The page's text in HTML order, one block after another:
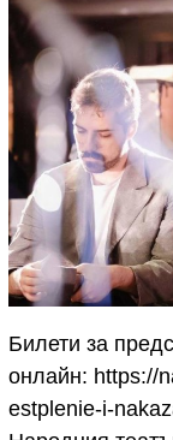
Билети за
онлайн: https://
estplenie-i-